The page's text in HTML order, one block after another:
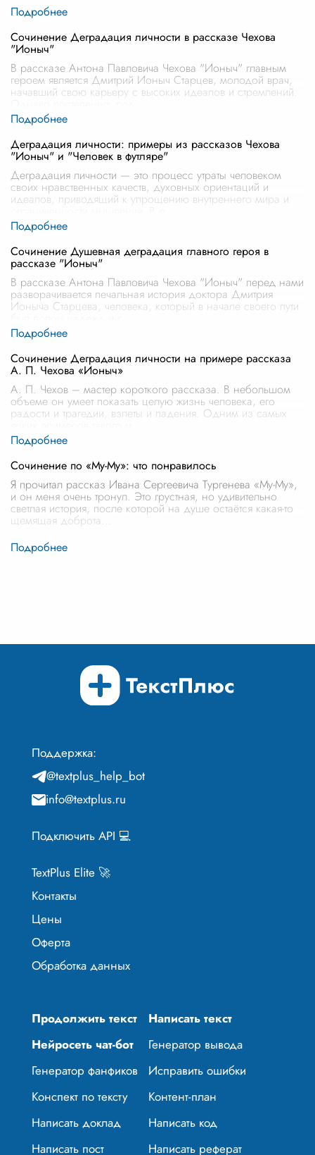
Сочинение Деградация личности в рассказе Чехова
"Ионыч"
В рассказе Антона Павловича Чехова "Ионыч" главным
героем является Дмитрий Ионыч Старцев, молодой врач,
начавший свою карьеру с высоких идеалов и стремлений.
Деградация личности: примеры из рассказов Чехова
"Ионыч" и "Человек в футляре"
Деградация личности — это процесс утраты человеком
своих нравственных качеств, духовных ориентаций и
идеалов, приводящий к упрощению внутреннего мира и
Сочинение Душевная деградация главного героя в
рассказе "Ионыч"
В рассказе Антона Павловича Чехова "Ионыч" перед нами
разворачивается печальная история доктора Дмитрия
Ионыча Старцева, человека, который в начале своего пути
Сочинение Деградация личности на примере рассказа
А. П. Чехова «Ионыч»
А. П. Чехов – мастер короткого рассказа. В небольшом
объеме он умеет показать целую жизнь человека, его
радости и трагедии, взлеты и падения. Одним из самых
Сочинение по «Му-Му»: что понравилось
Я прочитал рассказ Ивана Сергеевича Тургенева «Му-Му»,
и он меня очень тронул. Это грустная, но удивительно
светлая история, после которой на душе остаётся какая-то
щемящая доброта
Поддержка:
@textplus_help_bot
info@textplus.ru
Подключить API 💻
TextPlus Elite 🚀
Контакты
Цены
Оферта
Обработка данных
Продолжить текст
Написать текст
Нейросеть чат-бот
Генератор вывода
Генератор фанфиков
Исправить ошибки
Конспект по тексту
Контент-план
Написать доклад
Написать код
Написать пост
Написать реферат